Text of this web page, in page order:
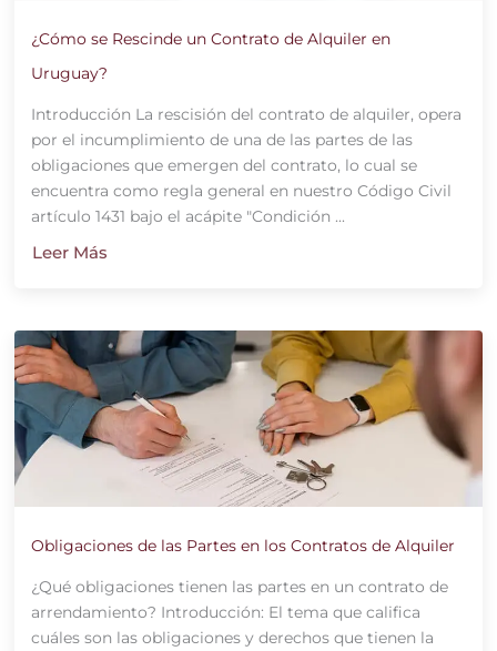
¿Cómo se Rescinde un Contrato de Alquiler en
Uruguay?
Introducción La rescisión del contrato de alquiler, opera
por el incumplimiento de una de las partes de las
obligaciones que emergen del contrato, lo cual se
encuentra como regla general en nuestro Código Civil
artículo 1431 bajo el acápite "Condición ...
Leer Más
Obligaciones de las Partes en los Contratos de Alquiler
¿Qué obligaciones tienen las partes en un contrato de
arrendamiento? Introducción: El tema que califica
cuáles son las obligaciones y derechos que tienen la